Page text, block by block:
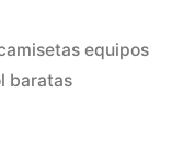
equipos
baratas